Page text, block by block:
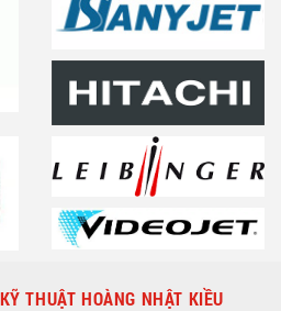
THUẬT HOÀNG NHẬT KIỀU